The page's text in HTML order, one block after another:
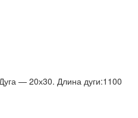
— 20х30. Длина дуги:1100